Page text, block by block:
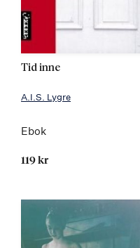
Tid inne
A.I.S. Lygre
Ebok
119 kr